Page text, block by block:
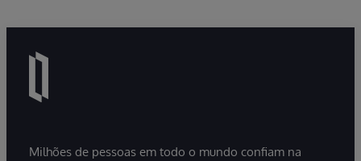
Milhões de pessoas em todo o mundo confiam na